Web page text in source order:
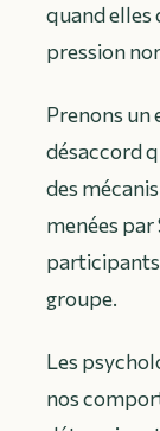
quand elles
pression
Prenons un
désaccord
des
menées
groupe.
Les
nos